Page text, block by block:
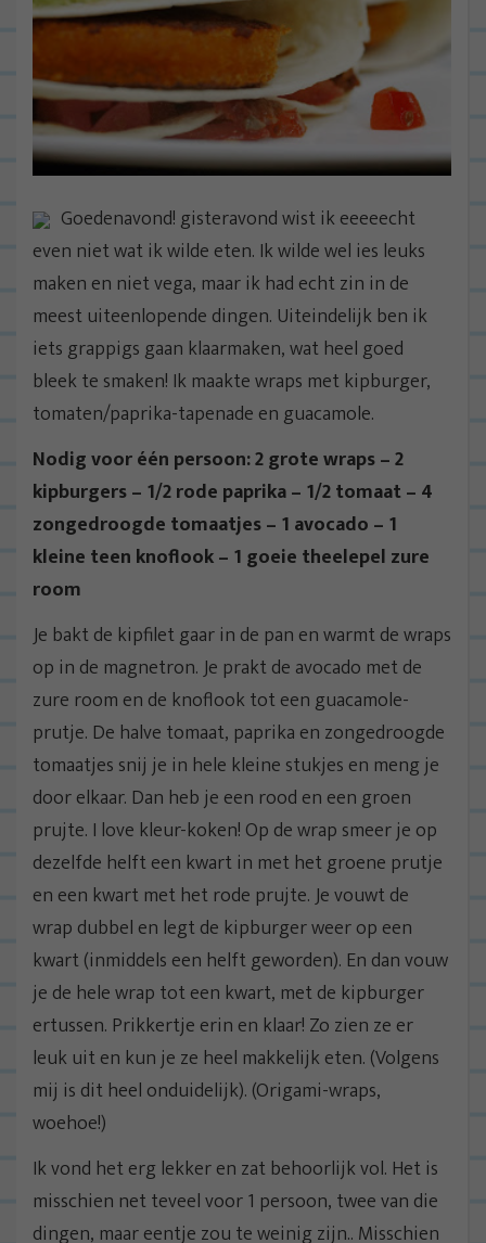
Goedenavond! gisteravond wist ik eeeeecht
even niet wat ik wilde eten. Ik wilde wel ies leuks
maken en niet vega, maar ik had echt zin in de
meest uiteenlopende dingen. Uiteindelijk ben ik
iets grappigs gaan klaarmaken, wat heel goed
bleek te smaken! Ik maakte wraps met kipburger,
tomaten/paprika-tapenade en guacamole.
Nodig voor één persoon: 2 grote wraps – 2
kipburgers – 1/2 rode paprika – 1/2 tomaat – 4
zongedroogde tomaatjes – 1 avocado – 1
kleine teen knoflook – 1 goeie theelepel zure
room
Je bakt de kipfilet gaar in de pan en warmt de wraps
op in de magnetron. Je prakt de avocado met de
zure room en de knoflook tot een guacamole-
prutje. De halve tomaat, paprika en zongedroogde
tomaatjes snij je in hele kleine stukjes en meng je
door elkaar. Dan heb je een rood en een groen
prujte. I love kleur-koken! Op de wrap smeer je op
dezelfde helft een kwart in met het groene prutje
en een kwart met het rode prujte. Je vouwt de
wrap dubbel en legt de kipburger weer op een
kwart (inmiddels een helft geworden). En dan vouw
je de hele wrap tot een kwart, met de kipburger
ertussen. Prikkertje erin en klaar! Zo zien ze er
leuk uit en kun je ze heel makkelijk eten. (Volgens
mij is dit heel onduidelijk). (Origami-wraps,
woehoe!)
Ik vond het erg lekker en zat behoorlijk vol. Het is
misschien net teveel voor 1 persoon, twee van die
dingen, maar eentje zou te weinig zijn.. Misschien